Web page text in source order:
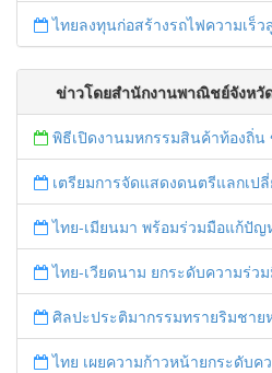
ไทยลงทุนก่อสร้างรถไฟความเร็วสูง เส้นทา
ข่าวโดยสำนักงานพาณิชย์จังหวั
พิธีเปิดงานมหกรรมสินค้าท้องถิ่น ของกินพื้นบ้าน งานสรงน้ำหลวงปู่ทวด และเปิดศูนย์เครือข่ายธุ
เตรียมการจัดแสดงดนตรีแลกเปลี่ยนวัฒนธรรมไทย-บ
ไทย-เมียนมา พร้อมร่วมมือแก้ปัญหาไฟป่าหมอกควัน เตรียมพร้อมเปิดช่
ไทย-เวียดนาม ยกระดับความร่วมมือด้านแรงงานระหว่าง
ศิลปะประติมากรรมทรายริมชายหาด “สีสันทะ
ไทย เผยความก้าวหน้ายกระดับความปลอดภัยในการท